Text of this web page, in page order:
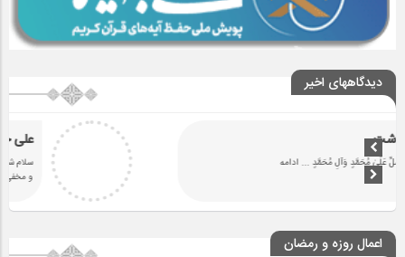
دیدگاههای اخیر
... ادامه
اعمال روزه و رمضان